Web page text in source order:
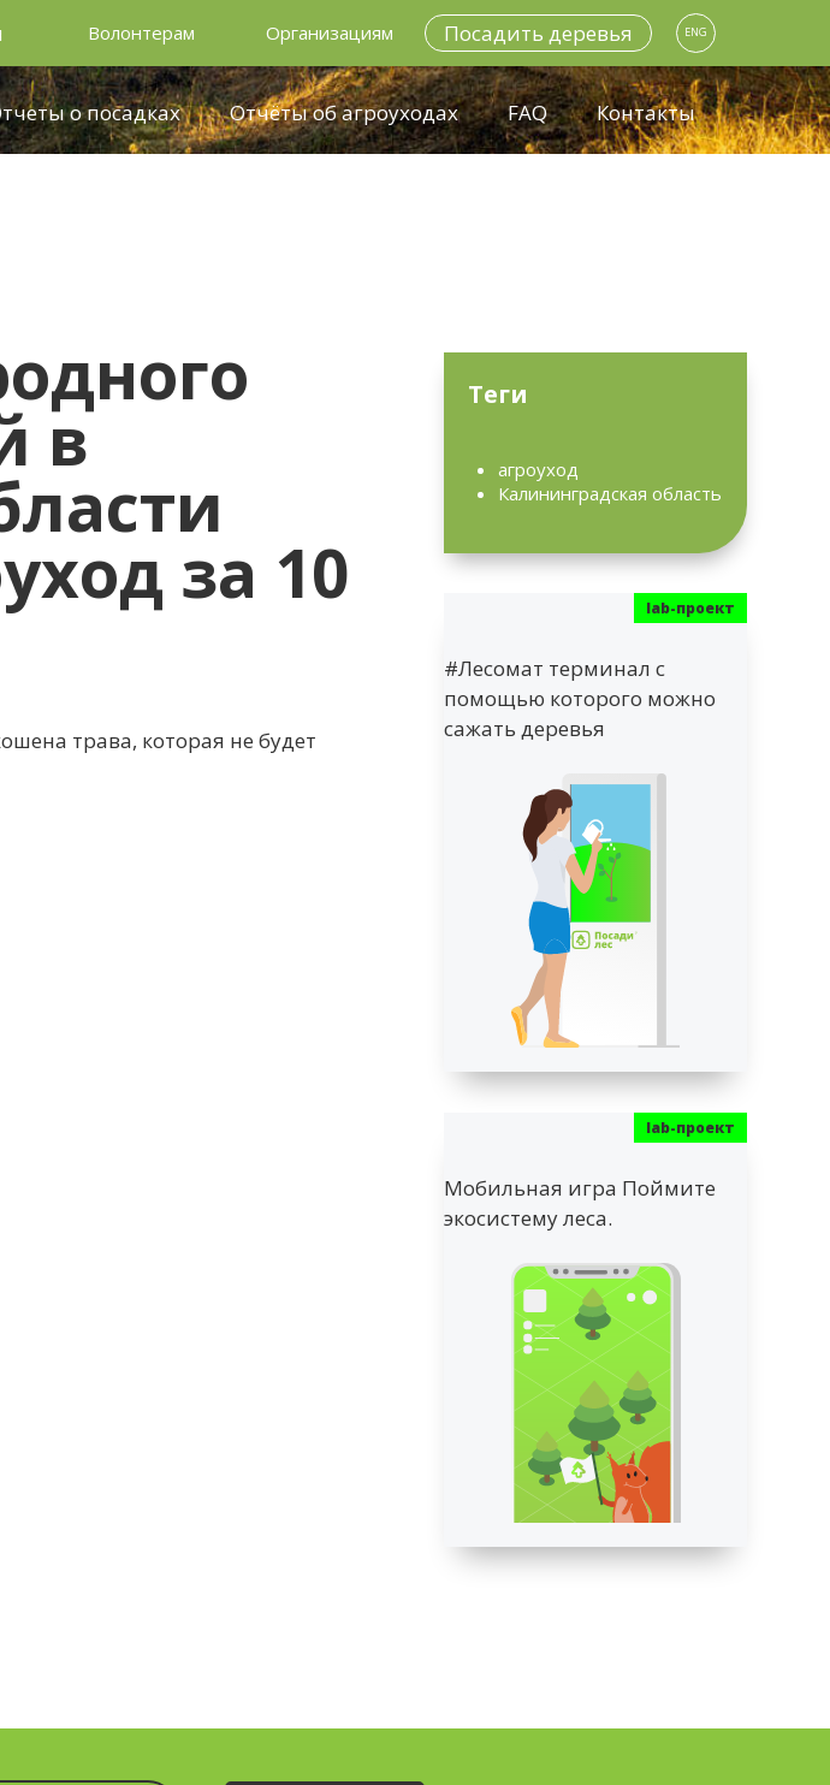
Волонтерам Организациям Посадить деревья ENG
о посадках Отчёты об агроуходах FAQ Контакты
в
за 10
трава, которая не будет
Теги
агроуход
Калининградская область
#Лесомат терминал с
помощью которого можно
сажать деревья
Мобильная игра Поймите
экосистему леса.